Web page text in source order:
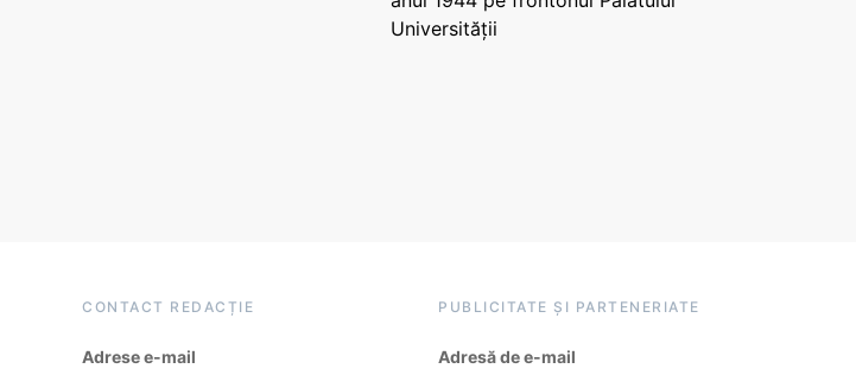
Universității
CONTACT REDACȚIE
Adrese e-mail
PUBLICITATE ȘI PARTENERIATE
Adresă de e-mail